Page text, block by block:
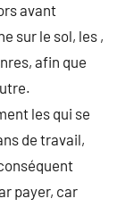
avant
sur le sol, les ,
afin que
les qui se
de travail,
payer, car